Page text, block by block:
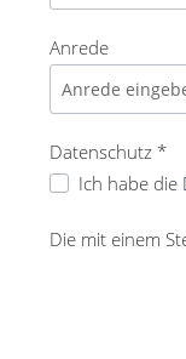
Anrede
Datenschutz *
Ich habe die
Die mit einem